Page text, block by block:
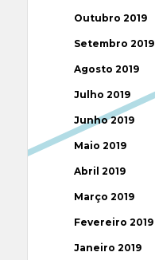
Outubro 2019
Setembro 2019
Agosto 2019
Julho 2019
Junho 2019
Maio 2019
Abril 2019
Março 2019
Fevereiro 2019
Janeiro 2019